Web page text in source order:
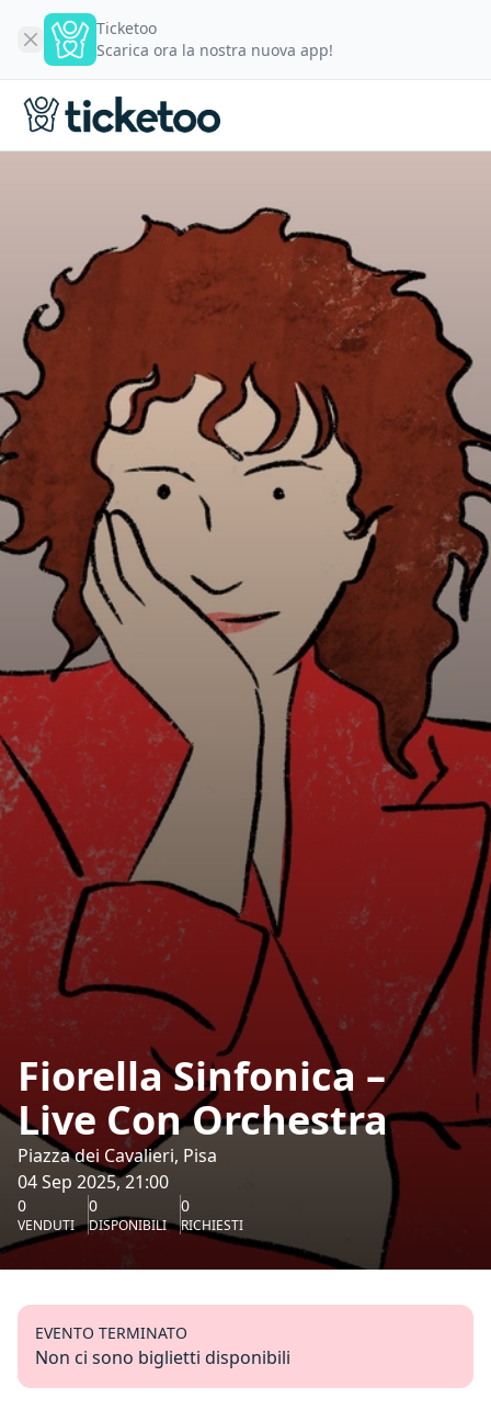
Ticketoo
Scarica ora la nostra nuova app!
Fiorella Sinfonica –
Live Con Orchestra
Piazza dei Cavalieri, Pisa
04 Sep 2025, 21:00
0
VENDUTI
0
DISPONIBILI
0
RICHIESTI
EVENTO TERMINATO
Non ci sono biglietti disponibili